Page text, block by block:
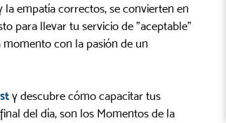
empatía correctos, se convierten en
para llevar tu servicio de "aceptable"
con la pasión de un
y descubre cómo capacitar tus
del día, son los Momentos de la